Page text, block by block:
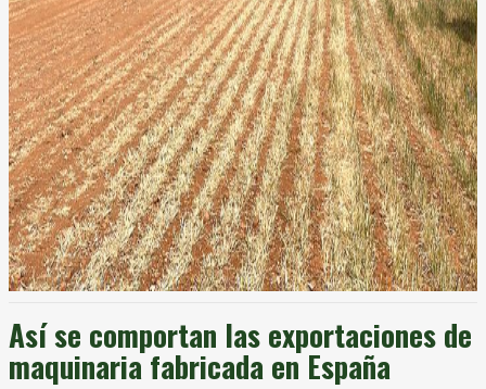
Así se comportan las exportaciones de
maquinaria fabricada en España